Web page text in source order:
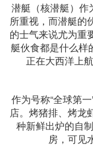
潜艇（核潜艇）作
所重视，而潜艇的
的士气来说尤为重
艇伙食都是什么样
正在大西洋上
作为号称“全球第
店。烤猪排、烤龙
种新鲜出炉的自
房，可见